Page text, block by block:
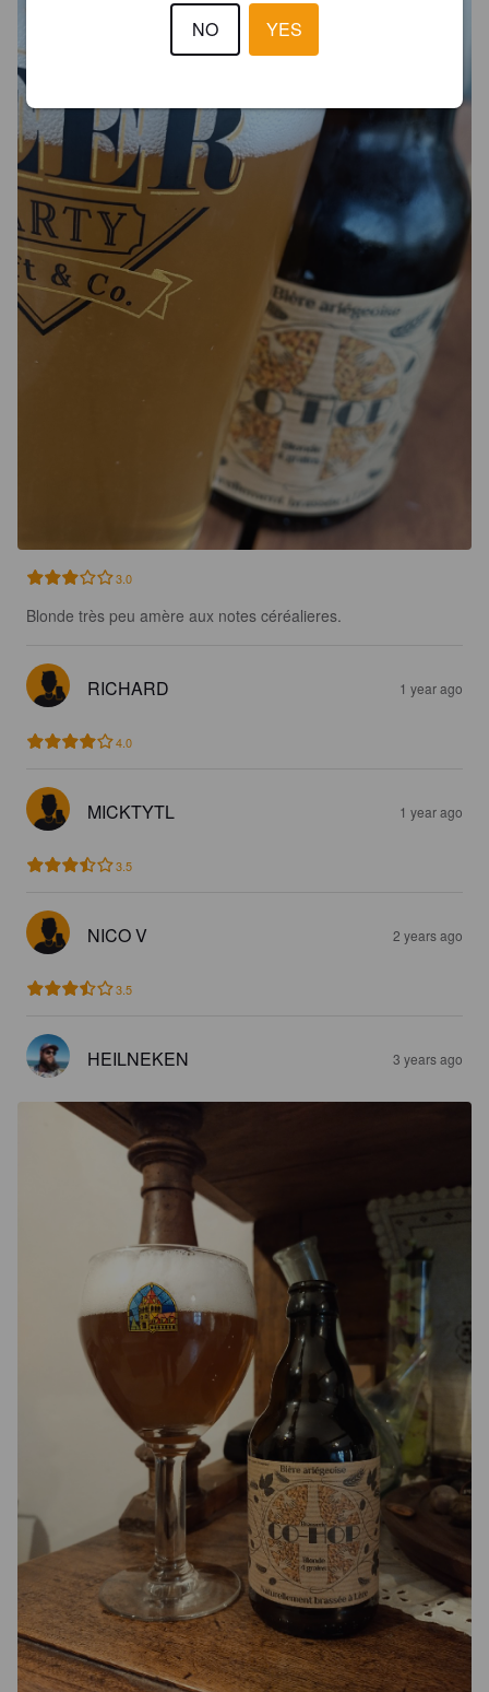
3.0
Blonde très peu amère aux notes céréalieres.
RICHARD 1 year ago
4.0
MICKTYTL 1 year ago
3.5
NICO V 2 years ago
3.5
HEILNEKEN 3 years ago
NO YES